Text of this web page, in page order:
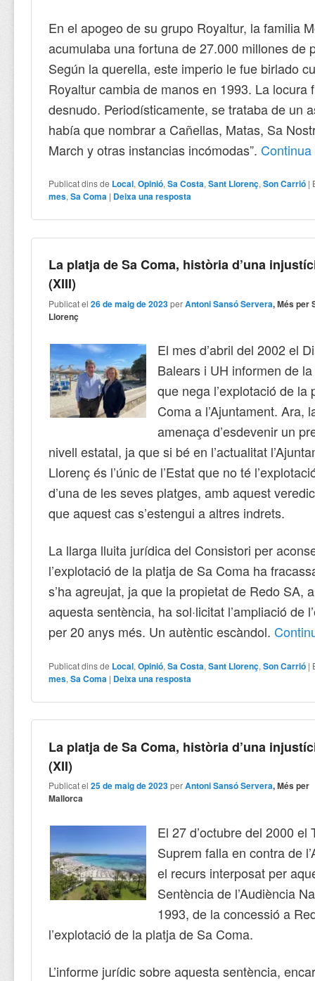
En el apogeo de su grupo Royaltur, la familia
acumulaba una fortuna de 27.000 millones de
Según la querella, este imperio le fue birlado
Royaltur cambia de manos en 1993. La locura
desnudo. Periodísticamente, se trataba de un
había que nombrar a Cañellas, Matas, Sa
March y otras instancias incómodas”. Continua
Publicat dins de Local,Opinió,Sa Costa,Sant Llorenç,Son Carrió |
mes,Sa Coma | Deixa una resposta
La platja de Sa Coma, història d’una
(XIII)
Publicat el26 de maig de 2023 perAntoni Sansó Servera, Més per
Llorenç
El mes d’abril del 2002 el
Balears i UH informen de
que nega l’explotació de la
Coma a l’Ajuntament. Ara,
amenaça d’esdevenir un
nivell estatal, ja que si bé en l’actualitat
Llorenç és l’únic de l’Estat que no té
d’una de les seves platges, amb aquest
que aquest cas s’estengui a altres indrets.
La llarga lluita jurídica del Consistori per
l’explotació de la platja de Sa Coma ha
s’ha agreujat, ja que la propietat de Redo SA,
aquesta sentència, ha sol·licitat l’ampliació de
per 20 anys més. Un autèntic escàndol.
Publicat dins de Local,Opinió,Sa Costa,Sant Llorenç,Son Carrió |
mes,Sa Coma | Deixa una resposta
La platja de Sa Coma, història d’una
(XII)
Publicat el25 de maig de 2023 perAntoni Sansó Servera, Més per
Mallorca
El 27 d’octubre del 2000 el
Suprem falla en contra de
el recurs interposat per
Sentència de l’Audiència
1993, de la concessió a
l’explotació de la platja de Sa Coma.
L’informe jurídic sobre aquesta sentència,